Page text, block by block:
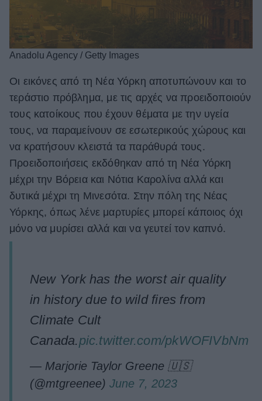
Anadolu Agency / Getty Images
Οι εικόνες από τη Νέα Υόρκη αποτυπώνουν και το
τεράστιο πρόβλημα, με τις αρχές να προειδοποιούν
τους κατοίκους που έχουν θέματα με την υγεία
τους, να παραμείνουν σε εσωτερικούς χώρους και
να κρατήσουν κλειστά τα παράθυρά τους.
Προειδοποιήσεις εκδόθηκαν από τη Νέα Υόρκη
μέχρι την Βόρεια και Νότια Καρολίνα αλλά και
δυτικά μέχρι τη Μινεσότα. Στην πόλη της Νέας
Υόρκης, όπως λένε μαρτυρίες μπορεί κάποιος όχι
μόνο να μυρίσει αλλά και να γευτεί τον καπνό.
New York has the worst air quality
in history due to wild fires from
Climate Cult
Canada.pic.twitter.com/pkWOFIVbNm
— Marjorie Taylor Greene 🇺🇸
(@mtgreenee) June 7, 2023